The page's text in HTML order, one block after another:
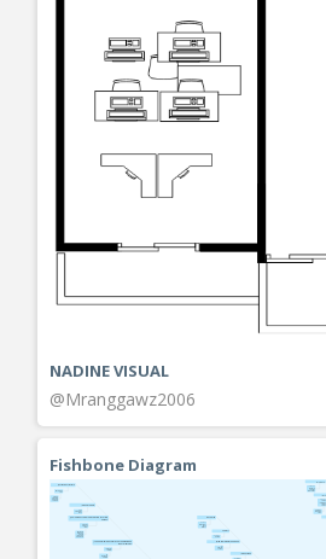
NADINE VISUAL
@Mranggawz2006
Fishbone Diagram